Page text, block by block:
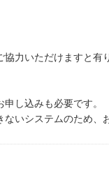
力いただけますと有
し込みも必要です。
いシステムのため